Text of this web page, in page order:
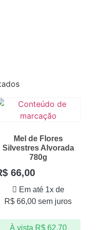
Mel de Flores
Silvestres Alvorada
780g
66,00
Em até 1x de
R$ 66,00 sem juros
À vista R$62,70